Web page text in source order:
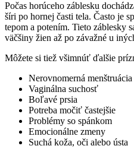
Počas horúceho záblesku
šíri po hornej časti tela. Často je
tepom a potením. Tieto záblesky
väčšiny žien až po závažné u
Môžete si tiež všimnúť ďalšie
Nerovnomerná menštruácia
Vaginálna suchosť
Boľavé prsia
Potreba močiť častejšie
Problémy so spánkom
Emocionálne zmeny
Suchá koža, oči alebo ústa